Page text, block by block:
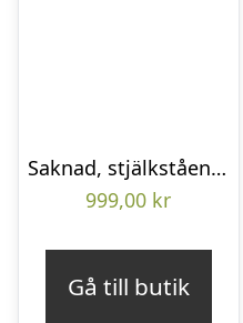
Saknad, stjälkstående bukett
999,00 kr
Gå till butik